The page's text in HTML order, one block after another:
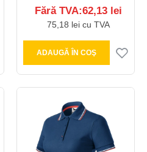
Fără TVA:62,13 lei
75,18 lei cu TVA
ADAUGĂ ÎN COŞ